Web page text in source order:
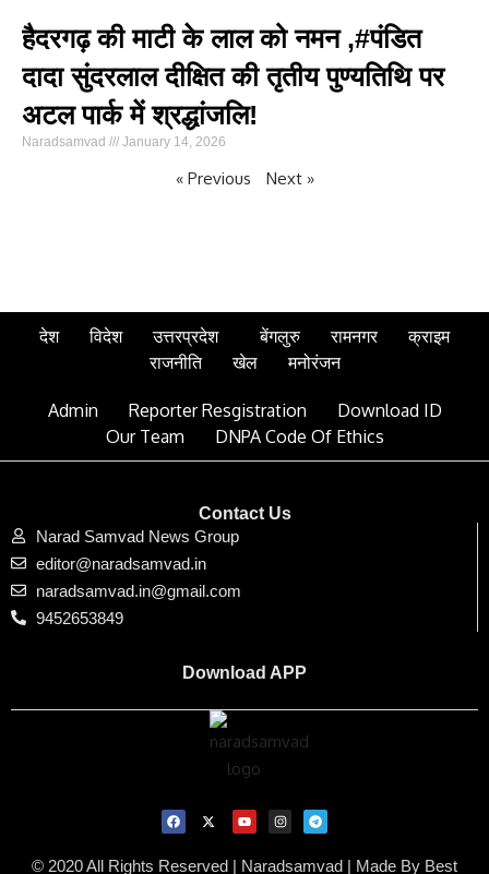
हैदरगढ़ की माटी के लाल को नमन ,#पंडित
दादा सुंदरलाल दीक्षित की तृतीय पुण्यतिथि पर
अटल पार्क में श्रद्धांजलि!
Naradsamvad January 14, 2026
« Previous Next »
देश विदेश उत्तरप्रदेश बेंगलुरु रामनगर
क्राइम
राजनीति
खेल मनोरंजन
Admin Reporter Resgistration
Download ID
Our Team
DNPA Code Of Ethics
Contact Us
Narad Samvad News Group
editor@naradsamvad.in
naradsamvad.in@gmail.com
9452653849
Download APP
© 2020 All Rights Reserved | Naradsamvad | Made By Best